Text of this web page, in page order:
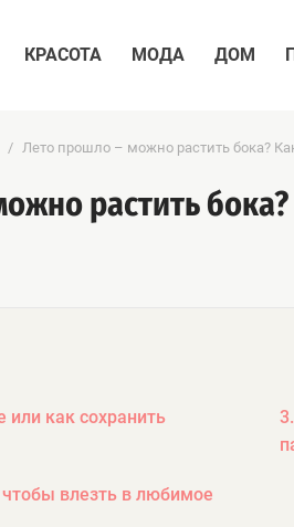
КРАСОТА МОДА ДОМ
/ Лето прошло – можно растить бока?
растить
или как сохранить
влезть в любимое